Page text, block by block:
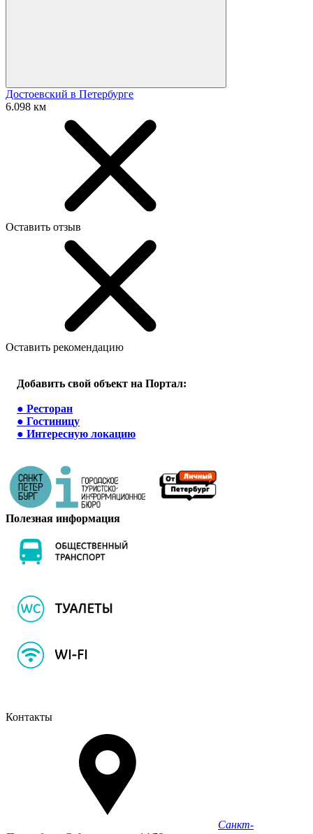
Достоевский в Петербурге
6.098 км
Оставить отзыв
Оставить рекомендацию
Добавить свой объект на Портал:
● Ресторан
● Гостиницу
● Интересную локацию
Полезная информация
Контакты
Санкт-